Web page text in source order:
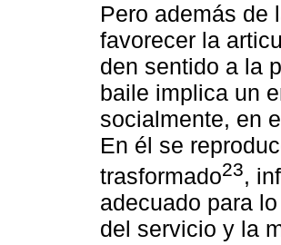
Pero además de
favorecer la
den sentido a la
baile implica un
socialmente, en
En él se
trasformado23,
adecuado para
del servicio y la